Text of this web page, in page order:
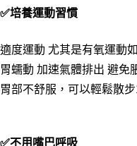
✅培養運動習慣
適度運動 尤其是有氧運動
胃蠕動 加速氣體排出 避免
胃部不舒服，可以輕鬆散
✅不用嘴巴呼吸